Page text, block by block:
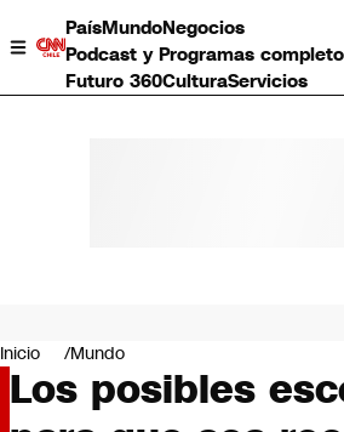
PaísMundoNegocios
Podcast y Programas
Futuro 360CulturaServicios
Negocios
Deportes
Programas completos
Inicio Mundo
Los posibles